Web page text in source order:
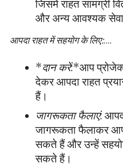
जिसमें राहत सामग्री
और अन्य आवश्यक
आपदा राहत में सहयोग के लिए:….
*दान करें:*आप
देकर आपदा राहत
हैं।
जागरूकता फैलाएं:
जागरूकता फैलाकर
सकते हैं और उन्हें
सकते हैं।